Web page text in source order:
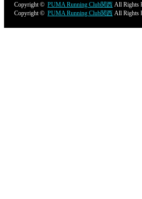
Copyright © PUMA Running Club関西 All Rights
Copyright © PUMA Running Club関西 All Rights